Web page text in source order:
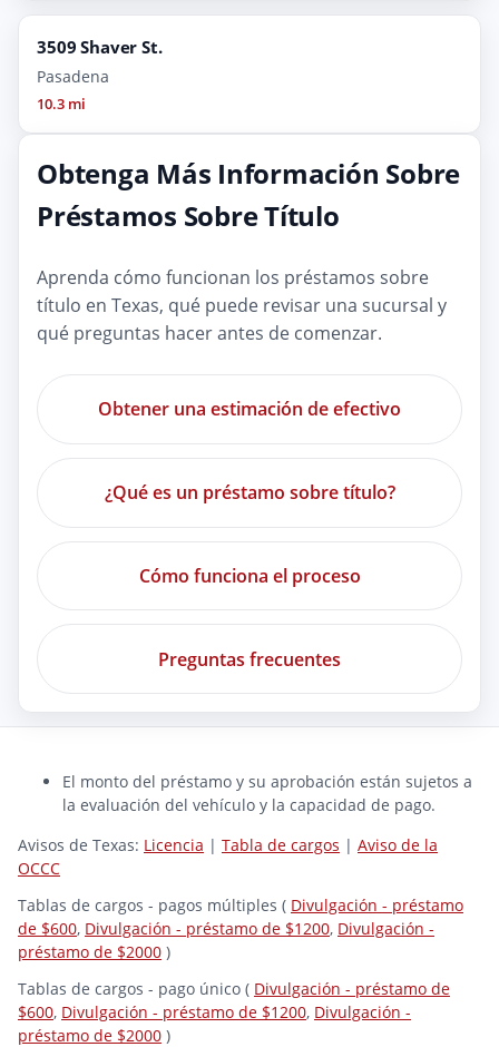
3509 Shaver St.
Pasadena
10.3 mi
Obtenga Más Información Sobre
Préstamos Sobre Título
Aprenda cómo funcionan los préstamos sobre
título en Texas, qué puede revisar una sucursal y
qué preguntas hacer antes de comenzar.
Obtener una estimación de efectivo
¿Qué es un préstamo sobre título?
Cómo funciona el proceso
Preguntas frecuentes
El monto del préstamo y su aprobación están sujetos a
la evaluación del vehículo y la capacidad de pago.
Avisos de Texas: Licencia | Tabla de cargos | Aviso de la
OCCC
Tablas de cargos - pagos múltiples ( Divulgación - préstamo
de $600, Divulgación - préstamo de $1200, Divulgación -
préstamo de $2000 )
Tablas de cargos - pago único ( Divulgación - préstamo de
$600, Divulgación - préstamo de $1200, Divulgación -
préstamo de $2000 )